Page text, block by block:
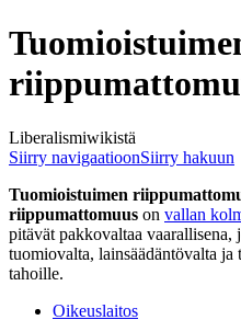
Liberalismiwikistä
Siirry navigaatioonSiirry hakuun
Tuomioistuimen
riippumattomuus on vallan
pitävät pakkovaltaa vaarallisena,
tuomiovalta, lainsäädäntövalta ja
tahoille.
Oikeuslaitos